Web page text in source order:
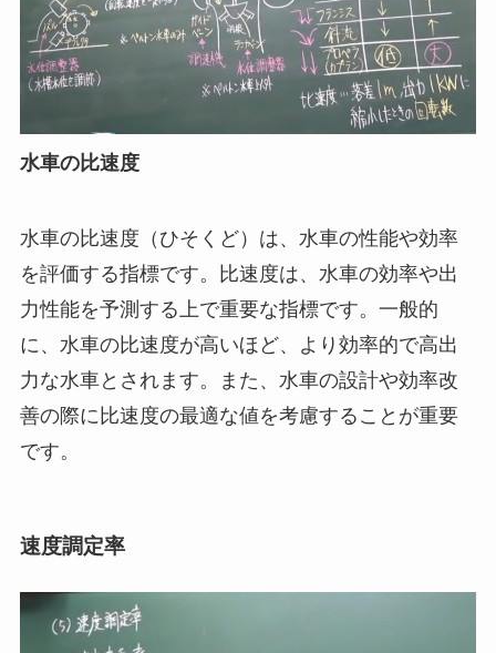
水車の比速度
水車の比速度（ひそくど）は、水車の性能や効率
を評価する指標です。比速度は、水車の効率や出
力性能を予測する上で重要な指標です。一般的
に、水車の比速度が高いほど、より効率的で高出
力な水車とされます。また、水車の設計や効率改
善の際に比速度の最適な値を考慮することが重要
です。
速度調定率